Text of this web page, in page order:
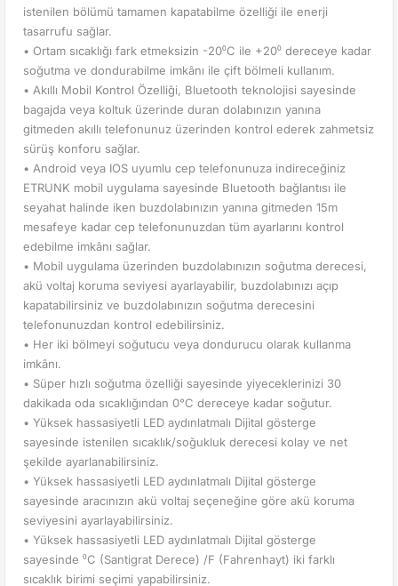
istenilen bölümü tamamen kapatabilme özelliği ile enerji
tasarrufu sağlar.
• Ortam sıcaklığı fark etmeksizin -20⁰C ile +20⁰ dereceye kadar
soğutma ve dondurabilme imkânı ile çift bölmeli kullanım.
• Akıllı Mobil Kontrol Özelliği, Bluetooth teknolojisi sayesinde
bagajda veya koltuk üzerinde duran dolabınızın yanına
gitmeden akıllı telefonunuz üzerinden kontrol ederek zahmetsiz
sürüş konforu sağlar.
• Android veya IOS uyumlu cep telefonunuza indireceğiniz
ETRUNK mobil uygulama sayesinde Bluetooth bağlantısı ile
seyahat halinde iken buzdolabınızın yanına gitmeden 15m
mesafeye kadar cep telefonunuzdan tüm ayarlarını kontrol
edebilme imkânı sağlar.
• Mobil uygulama üzerinden buzdolabınızın soğutma derecesi,
akü voltaj koruma seviyesi ayarlayabilir, buzdolabınızı açıp
kapatabilirsiniz ve buzdolabınızın soğutma derecesini
telefonunuzdan kontrol edebilirsiniz.
• Her iki bölmeyi soğutucu veya dondurucu olarak kullanma
imkânı.
• Süper hızlı soğutma özelliği sayesinde yiyeceklerinizi 30
dakikada oda sıcaklığından 0°C dereceye kadar soğutur.
• Yüksek hassasiyetli LED aydınlatmalı Dijital gösterge
sayesinde istenilen sıcaklık/soğukluk derecesi kolay ve net
şekilde ayarlanabilirsiniz.
• Yüksek hassasiyetli LED aydınlatmalı Dijital gösterge
sayesinde aracınızın akü voltaj seçeneğine göre akü koruma
seviyesini ayarlayabilirsiniz.
• Yüksek hassasiyetli LED aydınlatmalı Dijital gösterge
sayesinde ⁰C (Santigrat Derece) /F (Fahrenhayt) iki farklı
sıcaklık birimi seçimi yapabilirsiniz.